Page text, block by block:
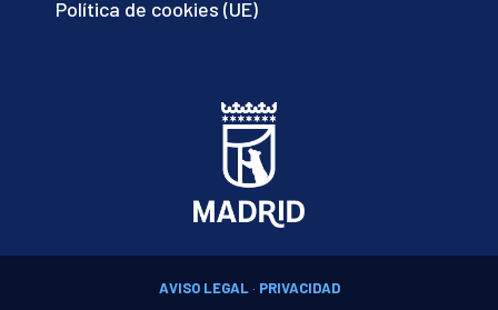
Política de cookies (UE)
AVISO LEGAL· PRIVACIDAD